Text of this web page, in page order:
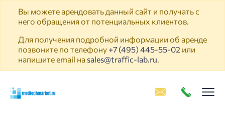
Вы можете арендовать данный сайт и получать с
него обращения от потенциальных клиентов.
Для получения подробной информации об аренде
позвоните по телефону +7 (495) 445-55-02 или
напишите email на sales@traffic-lab.ru.